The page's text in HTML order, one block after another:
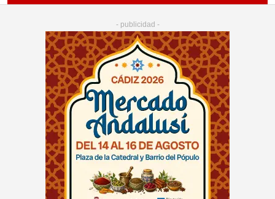
- publicidad -